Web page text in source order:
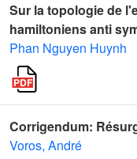
Sur la topologie de
hamiltoniens anti
Phan Nguyen Huynh
Corrigendum:
Voros, André